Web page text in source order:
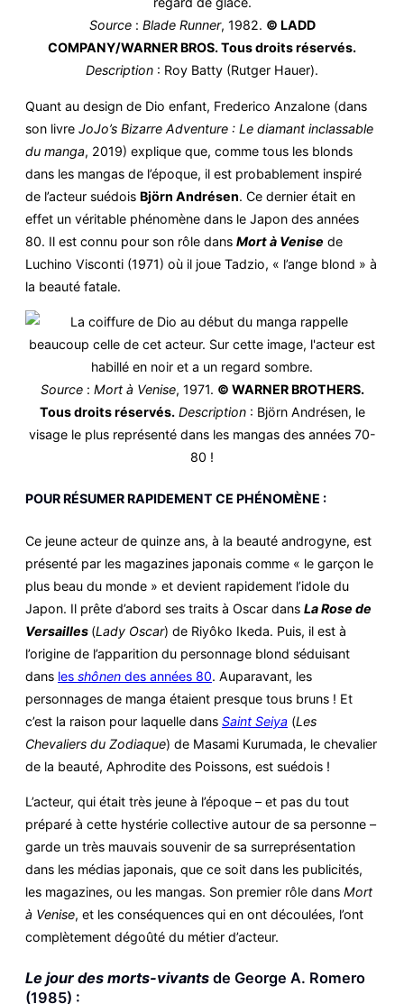
Source: Blade Runner, 1982. © LADD
COMPANY/WARNER BROS. Tous droits réservés.
Description : Roy Batty (Rutger Hauer).
Quant au design de Dio enfant, Frederico Anzalone (dans
son livre JoJo’s Bizarre Adventure : Le diamant inclassable
du manga, 2019) explique que, comme tous les blonds
dans les mangas de l’époque, il est probablement inspiré
de l’acteur suédois Björn Andrésen. Ce dernier était en
effet un véritable phénomène dans le Japon des années
80. Il est connu pour son rôle dans Mort à Venise de
Luchino Visconti (1971) où il joue Tadzio, « l’ange blond » à
la beauté fatale.
Source : Mort à Venise, 1971. © WARNER BROTHERS.
Tous droits réservés. Description: Björn Andrésen, le
visage le plus représenté dans les mangas des années 70-
80 !
POUR RÉSUMER RAPIDEMENT CE PHÉNOMÈNE :
Ce jeune acteur de quinze ans, à la beauté androgyne, est
présenté par les magazines japonais comme « le garçon le
plus beau du monde » et devient rapidement l’idole du
Japon. Il prête d’abord ses traits à Oscar dans La Rose de
Versailles (Lady Oscar) de Riyôko Ikeda. Puis, il est à
l’origine de l’apparition du personnage blond séduisant
dans les shônen des années 80. Auparavant, les
personnages de manga étaient presque tous bruns ! Et
c’est la raison pour laquelle dans Saint Seiya (Les
Chevaliers du Zodiaque) de Masami Kurumada, le chevalier
de la beauté, Aphrodite des Poissons, est suédois !
L’acteur, qui était très jeune à l’époque – et pas du tout
préparé à cette hystérie collective autour de sa personne –
garde un très mauvais souvenir de sa surreprésentation
dans les médias japonais, que ce soit dans les publicités,
les magazines, ou les mangas. Son premier rôle dans Mort
à Venise, et les conséquences qui en ont découlées, l’ont
complètement dégoûté du métier d’acteur.
Le jour des morts-vivants de George A. Romero
(1985) :